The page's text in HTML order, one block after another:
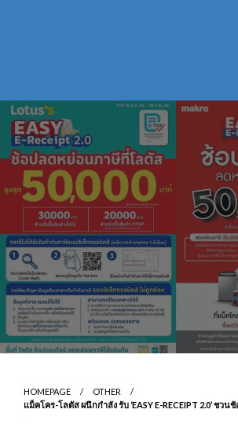
HOMEPAGE
OTHER
แม็คโคร-โลตัส ผนึกกำลัง รับ ‘EASY E-RECEIPT 2.0’ ชว